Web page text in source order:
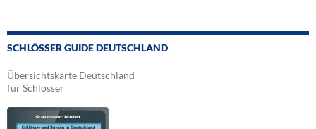
SCHLÖSSER GUIDE DEUTSCHLAND
Übersichtskarte Deutschland
für Schlösser